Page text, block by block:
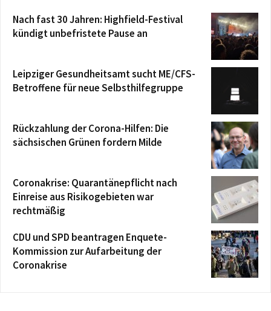
Nach fast 30 Jahren: Highfield-Festival
kündigt unbefristete Pause an
Leipziger Gesundheitsamt sucht ME/CFS-
Betroffene für neue Selbsthilfegruppe
Rückzahlung der Corona-Hilfen: Die
sächsischen Grünen fordern Milde
Coronakrise: Quarantänepflicht nach
Einreise aus Risikogebieten war
rechtmäßig
CDU und SPD beantragen Enquete-
Kommission zur Aufarbeitung der
Coronakrise